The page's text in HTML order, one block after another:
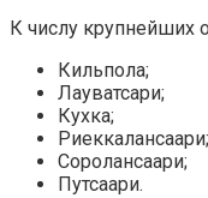
К числу крупнейших
Кильпола;
Лауватсари;
Кухка;
Риеккалансаари;
Соролансаари;
Путсаари.